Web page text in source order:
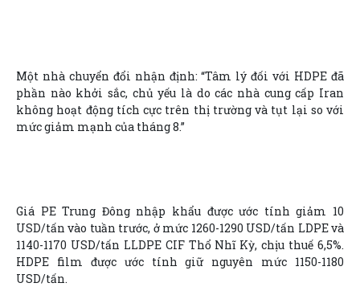
Một nhà chuyển đổi nhận định: “Tâm lý đối với HDPE đã
phần nào khởi sắc, chủ yếu là do các nhà cung cấp Iran
không hoạt động tích cực trên thị trường và tụt lại so với
mức giảm mạnh của tháng 8.”
Giá PE Trung Đông nhập khẩu được ước tính giảm 10
USD/tấn vào tuần trước, ở mức 1260-1290 USD/tấn LDPE và
1140-1170 USD/tấn LLDPE CIF Thổ Nhĩ Kỳ, chịu thuế 6,5%.
HDPE film được ước tính giữ nguyên mức 1150-1180
USD/tấn.